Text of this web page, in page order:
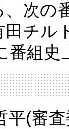
、次の
田チル
番組史
平(審